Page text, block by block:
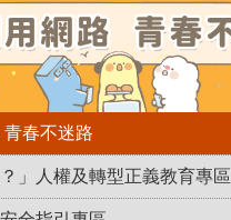
春不迷路
？」人權及轉型正義教育專區